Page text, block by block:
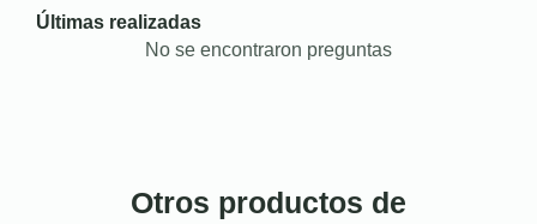
Últimas realizadas
No se encontraron preguntas
Otros productos de